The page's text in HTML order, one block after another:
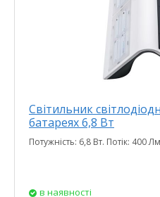
Світильник
батареях 6,8 Вт
Потужність: 6,8 Вт. Потік: 400
в наявності